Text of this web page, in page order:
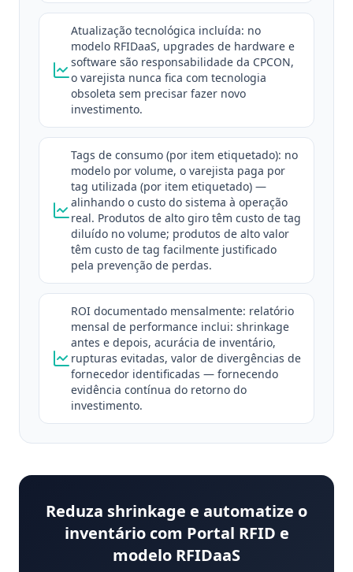
Atualização tecnológica incluída: no
modelo RFIDaaS, upgrades de hardware e
software são responsabilidade da CPCON,
o varejista nunca fica com tecnologia
obsoleta sem precisar fazer novo
investimento.
Tags de consumo (por item etiquetado): no
modelo por volume, o varejista paga por
tag utilizada (por item etiquetado) —
alinhando o custo do sistema à operação
real. Produtos de alto giro têm custo de tag
diluído no volume; produtos de alto valor
têm custo de tag facilmente justificado
pela prevenção de perdas.
ROI documentado mensalmente: relatório
mensal de performance inclui: shrinkage
antes e depois, acurácia de inventário,
rupturas evitadas, valor de divergências de
fornecedor identificadas — fornecendo
evidência contínua do retorno do
investimento.
Reduza shrinkage e automatize o
inventário com Portal RFID e
modelo RFIDaaS